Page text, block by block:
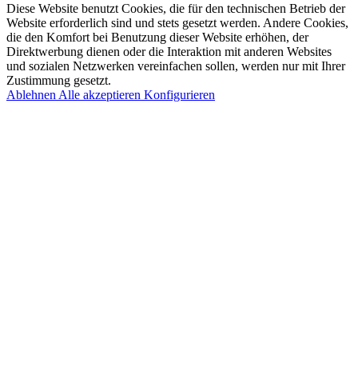
Diese Website benutzt Cookies, die für den technischen Betrieb der
Website erforderlich sind und stets gesetzt werden. Andere Cookies,
die den Komfort bei Benutzung dieser Website erhöhen, der
Direktwerbung dienen oder die Interaktion mit anderen Websites
und sozialen Netzwerken vereinfachen sollen, werden nur mit Ihrer
Zustimmung gesetzt.
Ablehnen Alle akzeptieren Konfigurieren